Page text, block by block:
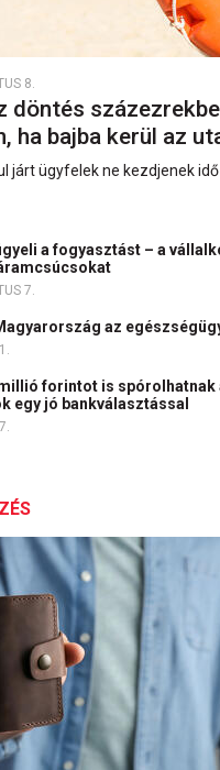
8.
döntés
ha bajba kerül az
járt ügyfelek ne kezdjenek
a fogyasztást – a
7.
az
forintot is spórolhatnak
egy jó bankválasztással